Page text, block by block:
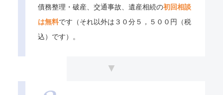
債務整理・破産、交通事故、遺産相続の初回相談
は無料です（それ以外は３０分５，５００円（税
込）です）。